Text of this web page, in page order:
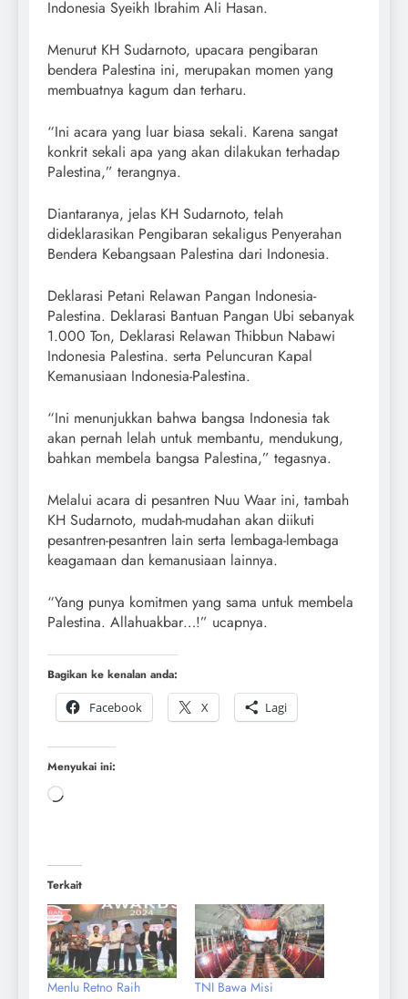
Indonesia Syeikh Ibrahim Ali Hasan.
Menurut KH Sudarnoto, upacara pengibaran
bendera Palestina ini, merupakan momen yang
membuatnya kagum dan terharu.
“Ini acara yang luar biasa sekali. Karena sangat
konkrit sekali apa yang akan dilakukan terhadap
Palestina,” terangnya.
Diantaranya, jelas KH Sudarnoto, telah
dideklarasikan Pengibaran sekaligus Penyerahan
Bendera Kebangsaan Palestina dari Indonesia.
Deklarasi Petani Relawan Pangan Indonesia-
Palestina. Deklarasi Bantuan Pangan Ubi sebanyak
1.000 Ton, Deklarasi Relawan Thibbun Nabawi
Indonesia Palestina. serta Peluncuran Kapal
Kemanusiaan Indonesia-Palestina.
“Ini menunjukkan bahwa bangsa Indonesia tak
akan pernah lelah untuk membantu, mendukung,
bahkan membela bangsa Palestina,” tegasnya.
Melalui acara di pesantren Nuu Waar ini, tambah
KH Sudarnoto, mudah-mudahan akan diikuti
pesantren-pesantren lain serta lembaga-lembaga
keagamaan dan kemanusiaan lainnya.
“Yang punya komitmen yang sama untuk membela
Palestina. Allahuakbar…!” ucapnya.
Bagikan ke kenalan anda:
Facebook
X Lagi
Menyukai ini:
Terkait
Menlu Retno Raih
TNI Bawa Misi